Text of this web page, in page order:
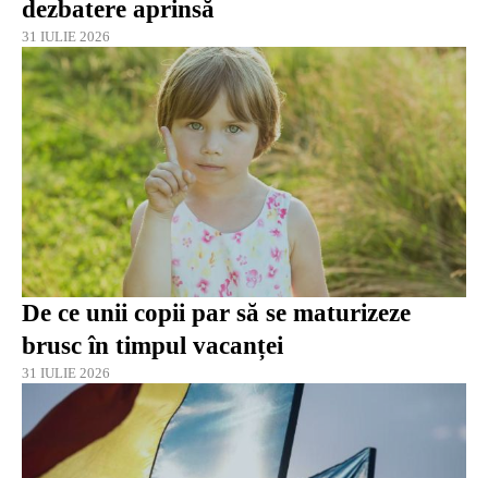
dezbatere aprinsă
31 IULIE 2026
De ce unii copii par să se maturizeze
brusc în timpul vacanței
31 IULIE 2026